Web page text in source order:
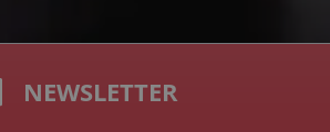
NEWSLETTER